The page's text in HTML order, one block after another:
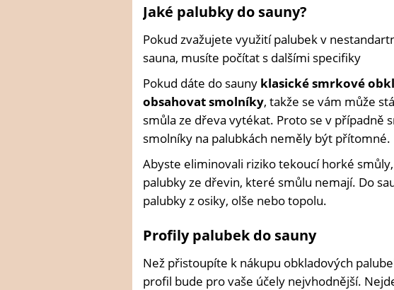
Jaké palubky do sauny?
Pokud zvažujete využití palubek v
sauna, musíte počítat s dalšími specifiky
Pokud dáte do sauny klasické smrkové
obsahovat smolníky, takže se vám může
smůla ze dřeva vytékat. Proto se v případně
smolníky na palubkách neměly být přítomné.
Abyste eliminovali riziko tekoucí horké
palubky ze dřevin, které smůlu nemají. Do
palubky z osiky, olše nebo topolu.
Profily palubek do sauny
Než přistoupíte k nákupu obkladových
profil bude pro vaše účely nejvhodnější.